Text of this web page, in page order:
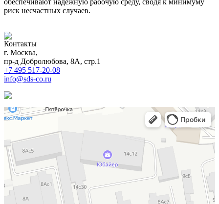
риск несчастных случаев.
Контакты
г. Москва,
пр-д Добролюбова, 8А, стр.1
+7 495 517-20-08
info@sds-co.ru